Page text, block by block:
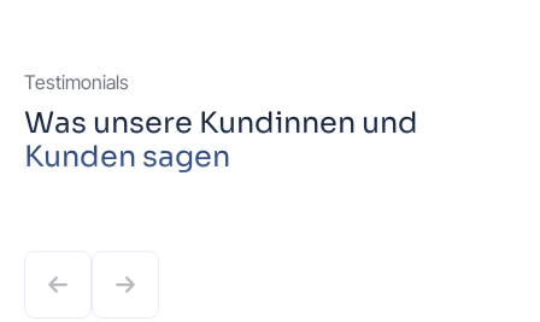
Testimonials
Was unsere Kundinnen und
Kunden sagen